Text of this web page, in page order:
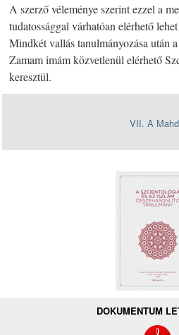
A szerző véleménye szerint ezzel a
tudatossággal várhatóan elérhető
Mindkét vallás tanulmányozása után
Zamam imám közvetlenül elérhető
keresztül.
VII. A
DOKUMENTUM